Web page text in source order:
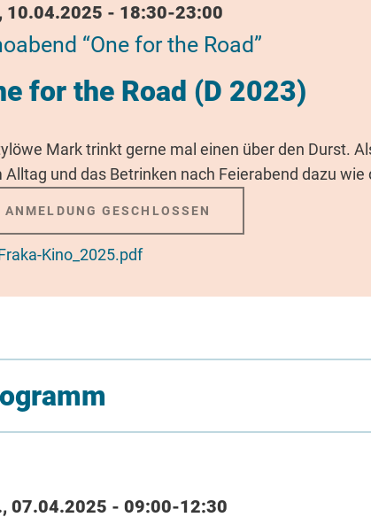
/ Uhrzeit
10.04.2025 - 18:30-23:00
“One for the Road”
for the Road (D 2023)
Mark trinkt gerne mal einen über den Durst.
Alltag und das Betrinken nach Feierabend dazu wie
ANMELDUNG GESCHLOSSEN
Kino_2025.pdf
/ Uhrzeit
07.04.2025 - 09:00-12:30